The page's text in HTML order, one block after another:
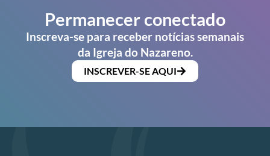
Permanecer conectado
Inscreva-se para receber notícias semanais
da Igreja do Nazareno.
INSCREVER-SE AQUI